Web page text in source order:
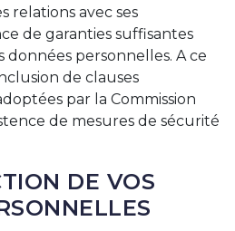
relations avec ses
de garanties suffisantes
personnelles. A ce
de clauses
par la Commission
de mesures de sécurité
DE VOS